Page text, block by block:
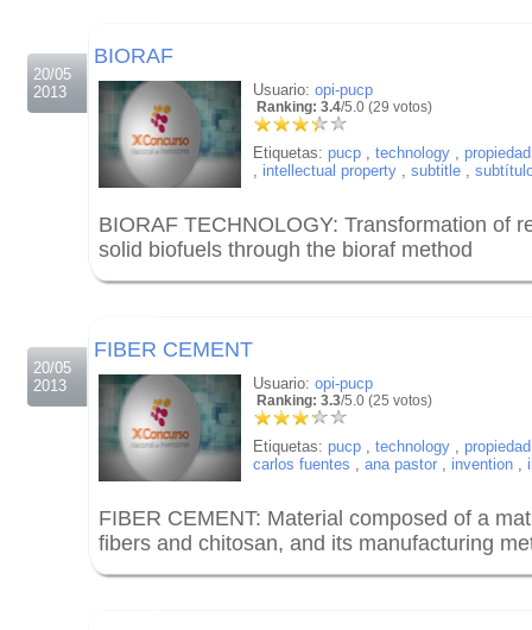
20/05
2013
BIORAF
Usuario: opi-pucp
Ranking: 3.4/5.0 (29 votos)
Etiquetas: pucp , technology ,
, intellectual property , subtitle ,
BIORAF TECHNOLOGY: Transformation of
solid biofuels through the bioraf method
20/05
2013
FIBER CEMENT
Usuario: opi-pucp
Ranking: 3.3/5.0 (25 votos)
Etiquetas: pucp , technology ,
carlos fuentes , ana pastor , invention ,
FIBER CEMENT: Material composed of a
fibers and chitosan, and its manufacturing